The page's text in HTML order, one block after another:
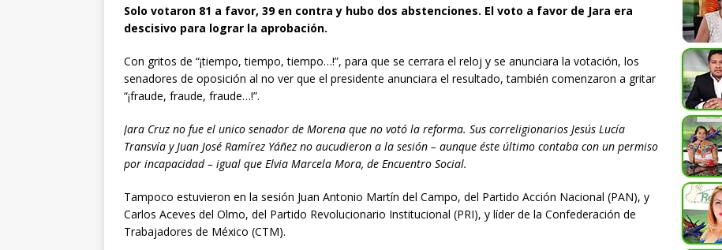
Solo votaron 81 a favor, 39 en contra y hubo dos abstenciones. El voto a favor de Jara era
descisivo para lograr la aprobación.
Con gritos de “¡tiempo, tiempo, tiempo…!”, para que se cerrara el reloj y se anunciara la votación, los
senadores de oposición al no ver que el presidente anunciara el resultado, también comenzaron a gritar
“¡fraude, fraude, fraude…!”.
Jara Cruz no fue el unico senador de Morena que no votó la reforma. Sus correligionarios Jesús Lucía
Transvía y Juan José Ramírez Yáñez no aucudieron a la sesión – aunque éste último contaba con un permiso
por incapacidad – igual que Elvia Marcela Mora, de Encuentro Social.
Tampoco estuvieron en la sesión Juan Antonio Martín del Campo, del Partido Acción Nacional (PAN), y
Carlos Aceves del Olmo, del Partido Revolucionario Institucional (PRI), y líder de la Confederación de
Trabajadores de México (CTM).